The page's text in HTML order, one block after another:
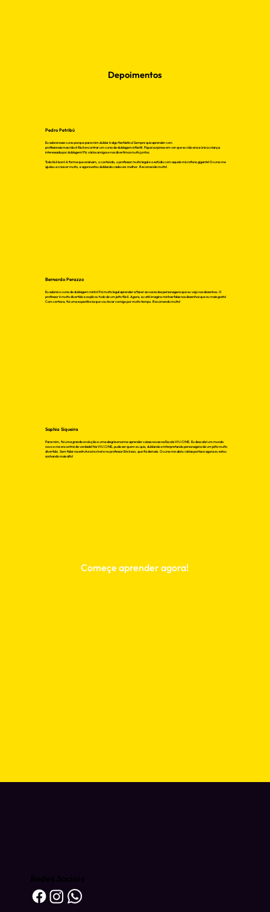
Depoimentos
Pedro Petribú
Eu adorei esse curso porque para mim dublar é algo fantástico! Sempre quis aprender com
profissionais mas não é fácil encontrar um curso de dublagem infantil. Fiquei surpreso em ver que eu não era a única criança
interessada por dublagem! Fiz vários amigos e nos divertimos muito juntos.
Tudo lá é bom! A forma que ensinam, o conteúdo, o professor muito legal e o estúdio com aquele microfone gigante! O curso me
ajudou a crescer muito, e agora estou dublando cada vez melhor. Recomendo muito!
Bernardo Perazzo
Eu adorei o curso de dublagem mirim! Foi muito legal aprender a fazer as vozes dos personagens que eu vejo nos desenhos. O
professor é muito divertido e explicou tudo de um jeito fácil. Agora, eu até imagino minhas falas nos desenhos que eu mais gosto!
Com certeza, foi uma experiência que vou levar comigo por muito tempo. Recomendo muito!
Sophia Siqueira
Para mim, foi uma grande evolução e uma alegria enorme aprender coisas novas na Escola VIU CINE. Eu descobri um mundo
novo e me encontrei de verdade! Na VIU CINE, pude ser quem eu quis, dublando e interpretando personagens de um jeito muito
divertido. Sem falar na estrutura incrível e no professor Erickson, que foi demais. O curso me abriu várias portas e agora eu estou
sonhando mais alto!
Começe aprender agora!